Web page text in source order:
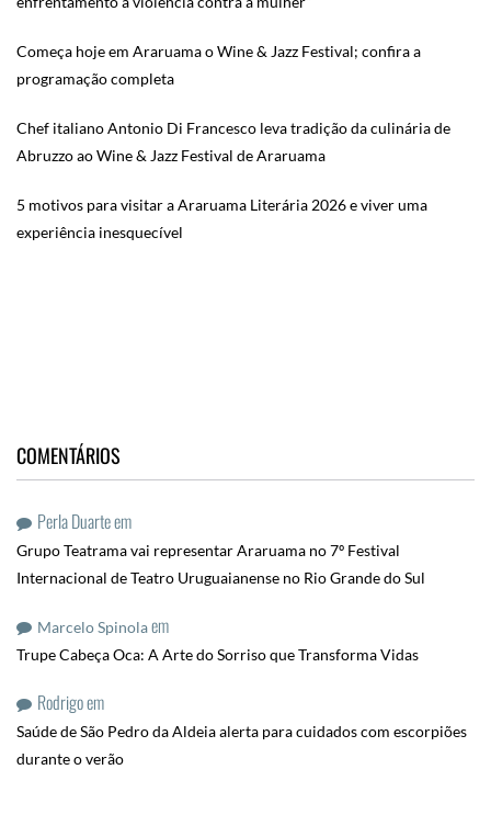
Começa hoje em Araruama o Wine & Jazz Festival; confira a
programação completa
Chef italiano Antonio Di Francesco leva tradição da culinária de
Abruzzo ao Wine & Jazz Festival de Araruama
5 motivos para visitar a Araruama Literária 2026 e viver uma
experiência inesquecível
COMENTÁRIOS
Perla Duarteem
Grupo Teatrama vai representar Araruama no 7º Festival
Internacional de Teatro Uruguaianense no Rio Grande do Sul
Marcelo Spinolaem
Trupe Cabeça Oca: A Arte do Sorriso que Transforma Vidas
Rodrigoem
Saúde de São Pedro da Aldeia alerta para cuidados com escorpiões
durante o verão